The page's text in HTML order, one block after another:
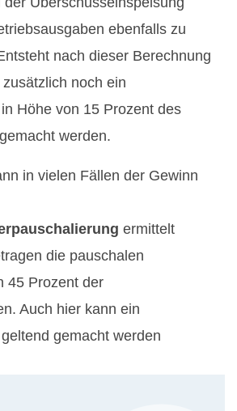
ebenfalls zu
nach dieser Berechnung
noch ein
Höhe von 15 Prozent des
werden.
in vielen Fällen der Gewinn
ermittelt
die pauschalen
45 Prozent der
Auch hier kann ein
gemacht werden